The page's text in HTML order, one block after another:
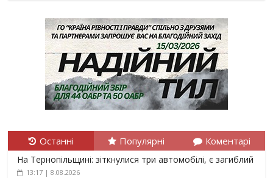
Останні Популярні Коментарі
На Тернопільщині: зіткнулися три автомобілі, є загиблий
13:17 | 8.08.2026